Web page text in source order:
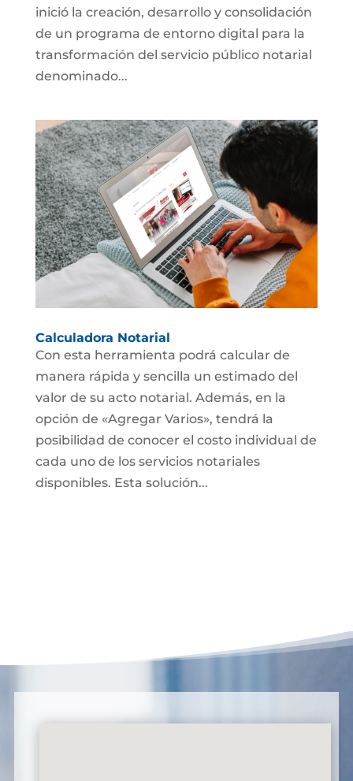
inició la creación, desarrollo y consolidación
de un programa de entorno digital para la
transformación del servicio público notarial
denominado...
Calculadora Notarial
Con esta herramienta podrá calcular de
manera rápida y sencilla un estimado del
valor de su acto notarial. Además, en la
opción de «Agregar Varios», tendrá la
posibilidad de conocer el costo individual de
cada uno de los servicios notariales
disponibles. Esta solución...